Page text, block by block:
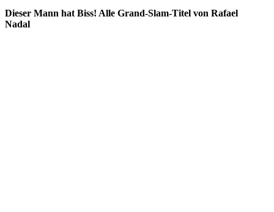
Dieser Mann hat Biss! Alle Grand-Slam-Titel von Rafael
Nadal